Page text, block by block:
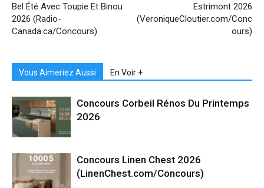
Bel Été Avec Toupie Et Binou
2026 (Radio-
Canada.ca/Concours)
Estrimont 2026
(VeroniqueCloutier.com/Conc
ours)
Vous Aimeriez Aussi En Voir +
Concours Corbeil Rénos Du Printemps
2026
Concours Linen Chest 2026
(LinenChest.com/Concours)